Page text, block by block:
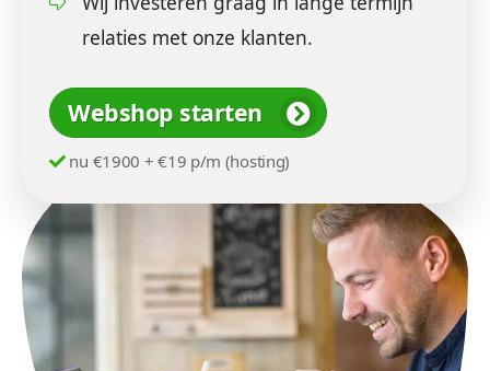
relaties met onze klanten.
Webshop starten
nu €1900 + €19 p/m (hosting)